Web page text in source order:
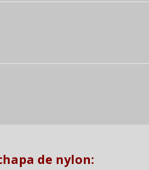
de nylon: